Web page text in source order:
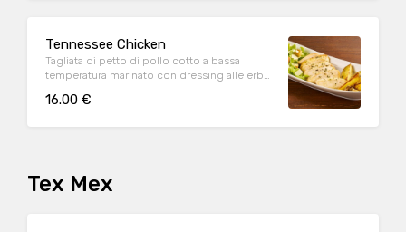
Tennessee Chicken
Tagliata di petto di pollo cotto a bassa
temperatura marinato con dressing alle erbe,
patate al forno
16.00 €
Tex Mex